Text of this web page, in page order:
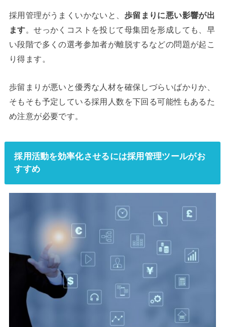
採用管理がうまくいかないと、 歩留まりに悪い影響が出
ます。せっかくコストを投じて母集団を形成しても、早
い段階で多くの選考参加者が離脱するなどの問題が起こ
り得ます。
歩留まりが悪いと優秀な人材を確保しづらいばかりか、
そもそも予定している採用人数を下回る可能性もあるた
め注意が必要です。
採用活動を効率化させるには採用管理ツールがお
すすめ